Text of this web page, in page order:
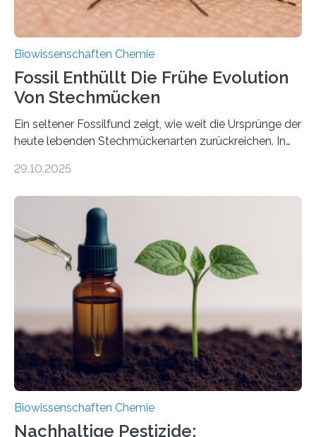
Biowissenschaften Chemie
Fossil Enthüllt Die Frühe Evolution
Von Stechmücken
Ein seltener Fossilfund zeigt, wie weit die Ursprünge der
heute lebenden Stechmückenarten zurückreichen. In
Forschende die bisher älteste bekannte Stechmücken-
Region Kachin in Myanmar und hat sich in
ausgezeichnetem Zustand erhalten. Es konnte als neue
Art einer neuen Gattung beschrieben werden und trägt
nun den Namen Cretosabethes primaevus. Dieser erste
fossile Nachweis einer Stechmückenlarve in Bernstein
stellt gleichzeitig den ersten Fossilfund einer
Mückenlarve aus dem Mesozoikum dar, denn…
29.10.2025
Biowissenschaften Chemie
Nachhaltige Pestizide: